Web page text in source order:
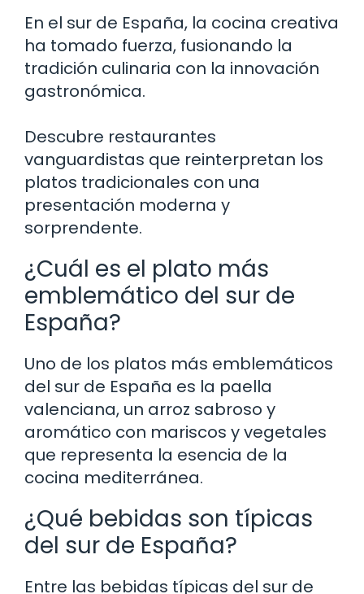
En el sur de España, la cocina creativa
ha tomado fuerza, fusionando la
tradición culinaria con la innovación
gastronómica.
Descubre restaurantes
vanguardistas que reinterpretan los
platos tradicionales con una
presentación moderna y
sorprendente.
¿Cuál es el plato más
emblemático del sur de
España?
Uno de los platos más emblemáticos
del sur de España es la paella
valenciana, un arroz sabroso y
aromático con mariscos y vegetales
que representa la esencia de la
cocina mediterránea.
¿Qué bebidas son típicas
del sur de España?
Entre las bebidas típicas del sur de